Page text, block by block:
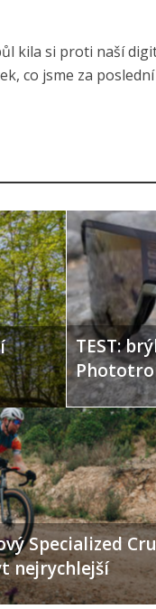
kila si proti naší
co jsme za
TEST:
Specialized
nejrychlejší